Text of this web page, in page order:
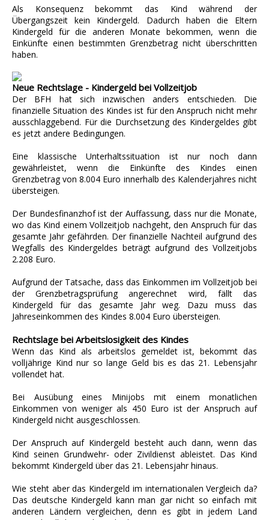
Als Konsequenz bekommt das Kind während der
Übergangszeit kein Kindergeld. Dadurch haben die Eltern
Kindergeld für die anderen Monate bekommen, wenn die
Einkünfte einen bestimmten Grenzbetrag nicht überschritten
haben.
Neue Rechtslage - Kindergeld bei Vollzeitjob
Der BFH hat sich inzwischen anders entschieden. Die
finanzielle Situation des Kindes ist für den Anspruch nicht mehr
ausschlaggebend. Für die Durchsetzung des Kindergeldes gibt
es jetzt andere Bedingungen.
Eine klassische Unterhaltssituation ist nur noch dann
gewährleistet, wenn die Einkünfte des Kindes einen
Grenzbetrag von 8.004 Euro innerhalb des Kalenderjahres nicht
übersteigen.
Der Bundesfinanzhof ist der Auffassung, dass nur die Monate,
wo das Kind einem Vollzeitjob nachgeht, den Anspruch für das
gesamte Jahr gefährden. Der finanzielle Nachteil aufgrund des
Wegfalls des Kindergeldes beträgt aufgrund des Vollzeitjobs
2.208 Euro.
Aufgrund der Tatsache, dass das Einkommen im Vollzeitjob bei
der Grenzbetragsprüfung angerechnet wird, fällt das
Kindergeld für das gesamte Jahr weg. Dazu muss das
Jahreseinkommen des Kindes 8.004 Euro übersteigen.
Rechtslage bei Arbeitslosigkeit des Kindes
Wenn das Kind als arbeitslos gemeldet ist, bekommt das
volljährige Kind nur so lange Geld bis es das 21. Lebensjahr
vollendet hat.
Bei Ausübung eines Minijobs mit einem monatlichen
Einkommen von weniger als 450 Euro ist der Anspruch auf
Kindergeld nicht ausgeschlossen.
Der Anspruch auf Kindergeld besteht auch dann, wenn das
Kind seinen Grundwehr- oder Zivildienst ableistet. Das Kind
bekommt Kindergeld über das 21. Lebensjahr hinaus.
Wie steht aber das Kindergeld im internationalen Vergleich da?
Das deutsche Kindergeld kann man gar nicht so einfach mit
anderen Ländern vergleichen, denn es gibt in jedem Land